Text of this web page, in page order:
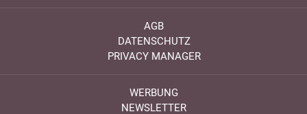
AGB
DATENSCHUTZ
PRIVACY MANAGER
WERBUNG
NEWSLETTER